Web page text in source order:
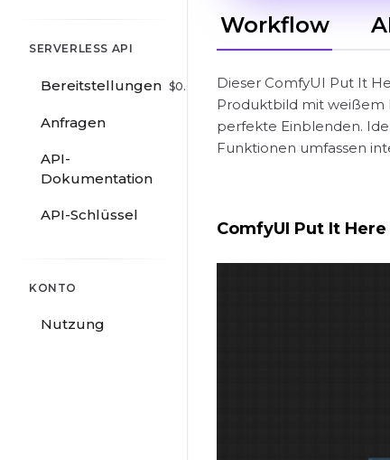
SERVERLESS API
Bereitstellungen $0.00
Anfragen
API-
Dokumentation
API-Schlüssel
KONTO
Nutzung
Workflow
Dieser ComfyUI Put It
Produktbild mit weißem
perfekte Einblenden.
Funktionen umfassen
ComfyUI Put It